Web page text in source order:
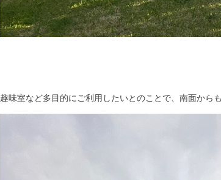
趣味室など多目的にご利用したいとのことで、南面から